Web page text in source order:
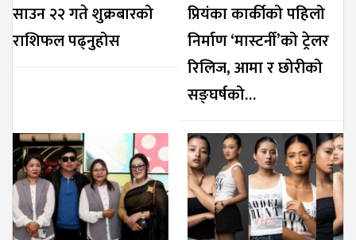
साउन २२ गते शुक्रबारको
राशिफल पढ्नुहोस
प्रियंका कार्कीको पहिलो
निर्माण ‘मास्टर्नी’को ट्रेलर
रिलिज, आमा र छोरीको
सङ्घर्षको…